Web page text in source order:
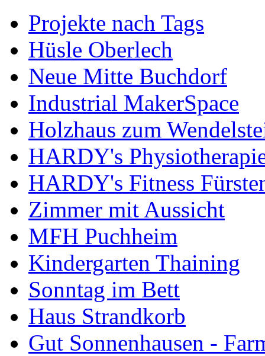
Projekte nach Tags
Hüsle Oberlech
Neue Mitte Buchdorf
Industrial MakerSpace
Holzhaus zum
HARDY's
HARDY's Fitness
Zimmer mit Aussicht
MFH Puchheim
Kindergarten Thaining
Sonntag im Bett
Haus Strandkorb
Gut Sonnenhausen -